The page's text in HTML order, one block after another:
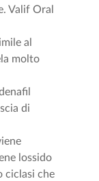
Valif Oral
al
molto
di
lossido
ciclasi che